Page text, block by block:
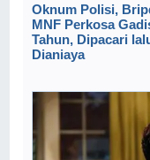
Oknum Polisi,
MNF Perkosa
Tahun, Dipacari
Dianiaya